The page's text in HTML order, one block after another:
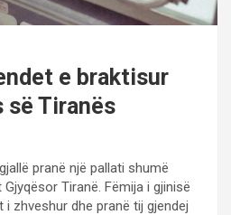
e braktisur
së Tiranës
pranë një pallati shumë
Tiranë. Fëmija i gjinisë
zhveshur dhe pranë tij gjendej